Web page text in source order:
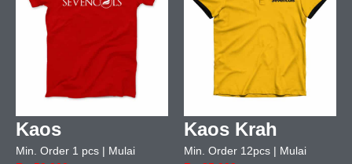
Kaos
Min. Order 1 pcs | Mulai
Kaos Krah
Min. Order 12pcs | Mulai